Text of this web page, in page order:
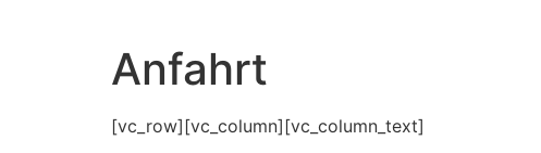
Anfahrt
[vc_row][vc_column][vc_column_text]